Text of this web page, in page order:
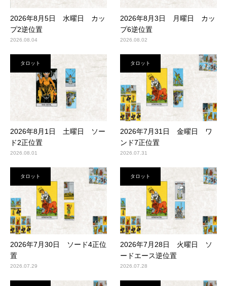
2026年8月5日 水曜日 カッ
プ2逆位置
2026.08.04
2026年8月3日 月曜日 カッ
プ6逆位置
2026.08.02
タロット
2026年8月1日 土曜日 ソー
ド2正位置
2026.08.01
タロット
2026年7月31日 金曜日 ワ
ンド7正位置
2026.07.31
タロット
2026年7月30日 ソード4正位
置
2026.07.29
タロット
2026年7月28日 火曜日 ソ
ードエース逆位置
2026.07.28